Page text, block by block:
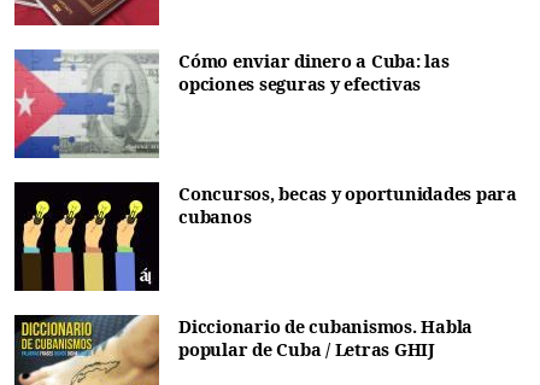
Cómo enviar dinero a Cuba: las
opciones seguras y efectivas
Concursos, becas y oportunidades para
cubanos
Diccionario de cubanismos. Habla
popular de Cuba / Letras GHIJ